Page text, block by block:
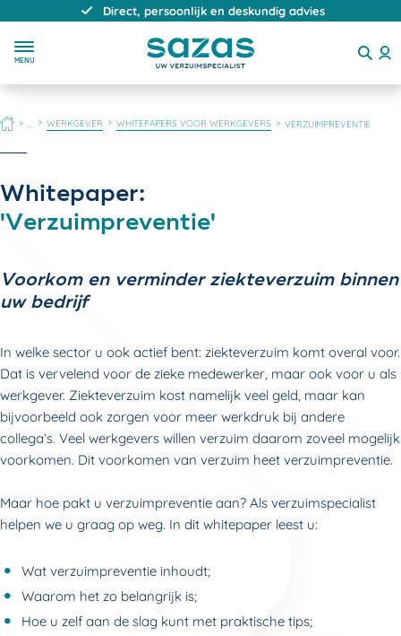
Direct, persoonlijk en deskundig advies
MENU
HOME WERKGEVER WHITEPAPERS VOOR WERKGEVERS VERZUIMPREVENTIE
Whitepaper:
'Verzuimpreventie'
Voorkom en verminder ziekteverzuim binnen
uw bedrijf
In welke sector u ook actief bent: ziekteverzuim komt overal voor.
Dat is vervelend voor de zieke medewerker, maar ook voor u als
werkgever. Ziekteverzuim kost namelijk veel geld, maar kan
bijvoorbeeld ook zorgen voor meer werkdruk bij andere
collega’s. Veel werkgevers willen verzuim daarom zoveel mogelijk
voorkomen. Dit voorkomen van verzuim heet verzuimpreventie.
Maar hoe pakt u verzuimpreventie aan? Als verzuimspecialist
helpen we u graag op weg. In dit whitepaper leest u:
Wat verzuimpreventie inhoudt;
Waarom het zo belangrijk is;
Hoe u zelf aan de slag kunt met praktische tips;